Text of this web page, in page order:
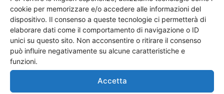
cookie per memorizzare e/o accedere alle informazioni del
dispositivo. Il consenso a queste tecnologie ci permetterà di
elaborare dati come il comportamento di navigazione o ID
unici su questo sito. Non acconsentire o ritirare il consenso
può influire negativamente su alcune caratteristiche e
funzioni.
Accetta
Termini Utilizzo
Iscrizione Newsletter
Cookie Policy (UE)
Contatti